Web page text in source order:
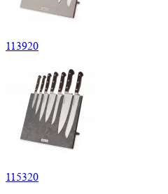
113920
115320